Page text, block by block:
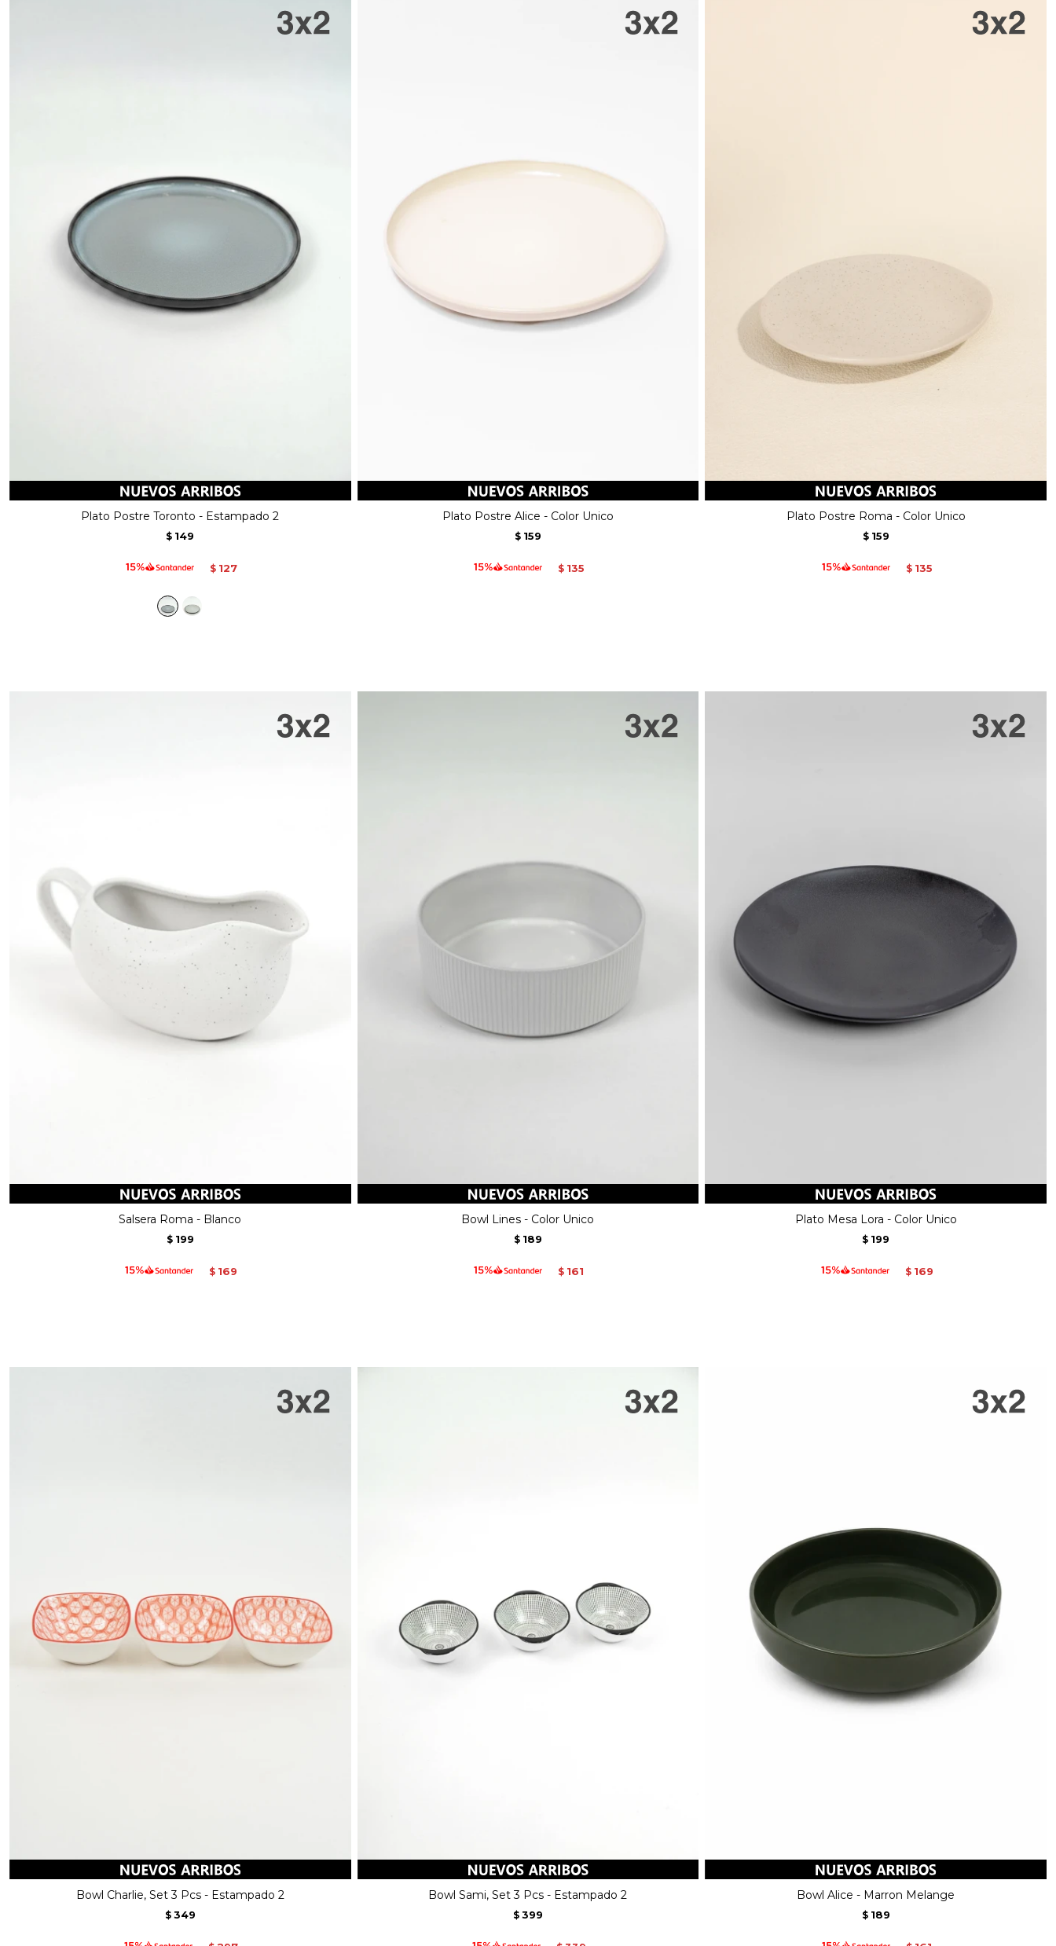
Plato Postre Toronto - Estampado 2
$ 149
$ 127
Plato Postre Alice - Color Unico
$ 159
$ 135
Plato Postre Roma - Color Unico
$ 159
$ 135
Salsera Roma - Blanco
$ 199
$ 169
Bowl Lines - Color Unico
$ 189
$ 161
Plato Mesa Lora - Color Unico
$ 199
$ 169
Bowl Charlie, Set 3 Pcs - Estampado 2
$ 349
Bowl Sami, Set 3 Pcs - Estampado 2
$ 399
Bowl Alice - Marron Melange
$ 189